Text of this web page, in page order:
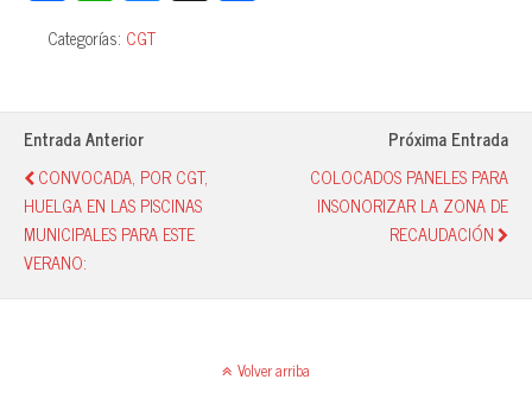
ce
bo
ok
ha
ts
A
pp
ue
y pa
Categorías: CGT
Entrada Anterior
CONVOCADA, POR CGT,
HUELGA EN LAS PISCINAS
MUNICIPALES PARA ESTE
VERANO:
Próxima Entrada
COLOCADOS PANELES PARA
INSONORIZAR LA ZONA DE
RECAUDACIÓN
Volver arriba